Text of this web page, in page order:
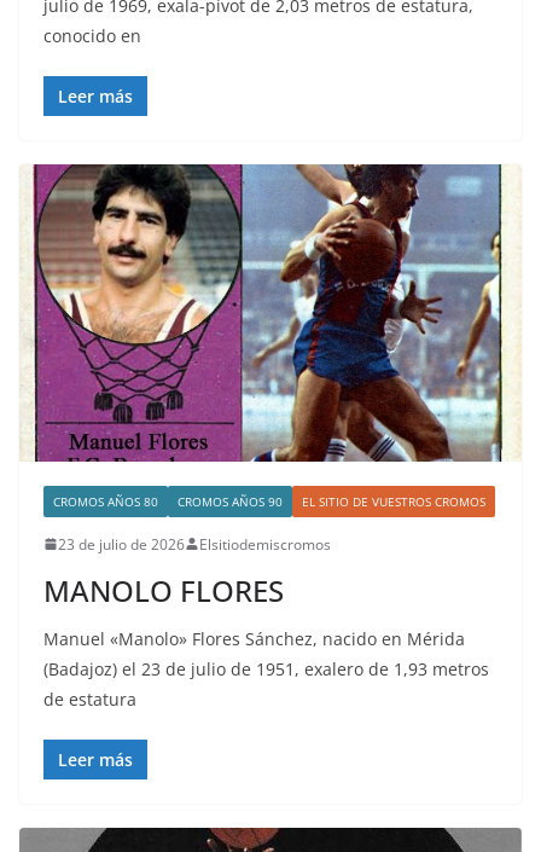
julio de 1969, exala-pívot de 2,03 metros de estatura,
conocido en
Leer más
CROMOS AÑOS 80 CROMOS AÑOS 90 EL SITIO DE VUESTROS CROMOS
23 de julio de 2026 Elsitiodemiscromos
MANOLO FLORES
Manuel «Manolo» Flores Sánchez, nacido en Mérida
(Badajoz) el 23 de julio de 1951, exalero de 1,93 metros
de estatura
Leer más